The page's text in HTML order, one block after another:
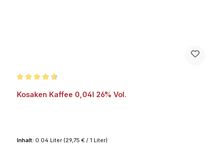
Kosaken Kaffee 0,04l 26% Vol.
Inhalt: 0.04 Liter (29,75 € / 1 Liter)